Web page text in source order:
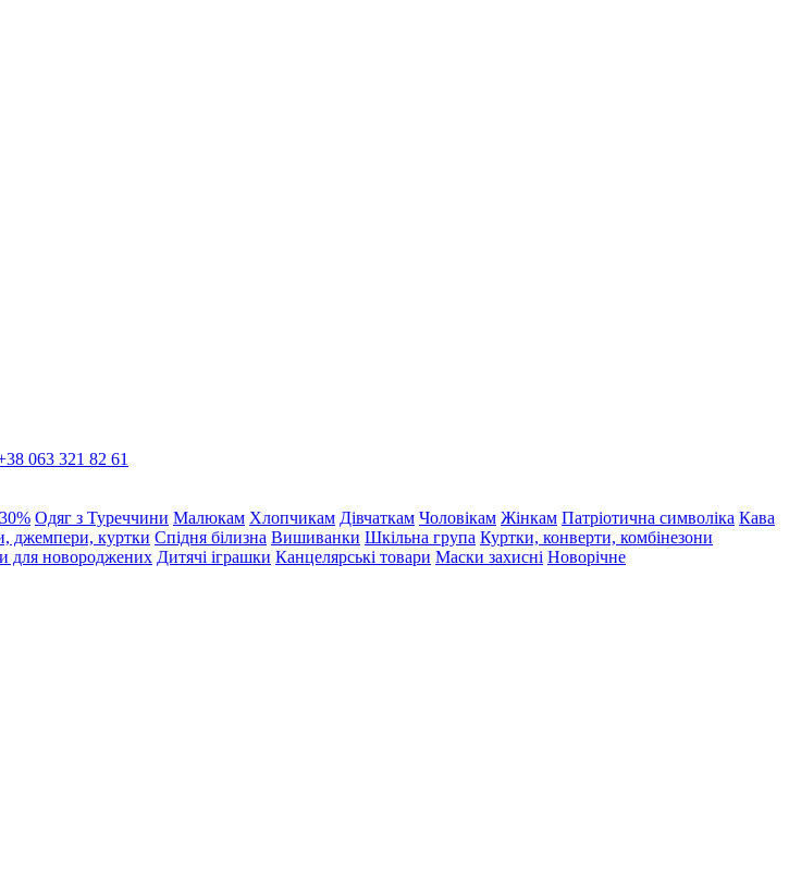
063 321 82 61
Одяг з Туреччини Малюкам Хлопчикам Дівчаткам Чоловікам Жінкам Патріотична символіка Кава
джемпери, куртки Спідня білизна Вишиванки Шкільна група Куртки, конверти, комбінезони
для новороджених Дитячі іграшки Канцелярські товари Маски захисні Новорічне